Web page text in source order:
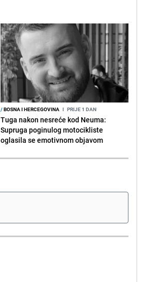
/BOSNA I HERCEGOVINA I PRIJE 1 DAN
Tuga nakon nesreće kod Neuma:
Supruga poginulog motocikliste
oglasila se emotivnom objavom